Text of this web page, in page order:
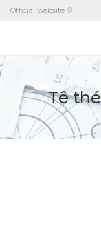
Official website ©
Tê